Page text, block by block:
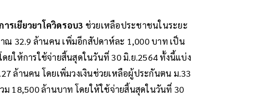
ารเยียวยาโควิดรอบ3 ช่วยเหลือประชาชนในระยะ
ณ 32.9 ล้านคน เพิ่มอีกสัปดาห์ละ 1,000 บาท เป็น
ยให้การใช้จ่ายสิ้นสุดในวันที่ 30 มิ.ย.2564 ทั้งนี้แบ่ง
ล้านคน โดยเพิ่มวงเงินช่วยเหลือผู้ประกันตน ม.33
ม 18,500 ล้านบาท โดยให้ใช้จ่ายสิ้นสุดในวันที่ 30